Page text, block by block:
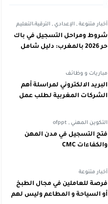
أخبار متنوعة, الإعدادي, الترقية،التعليم
شروط ومراحل التسجيل في باك
حر 2026 بالمغرب: دليل شامل
مباريات و وظائف
البريد الالكتروني لمراسلة أهم
الشركات المغربية لطلب عمل
التكوين المهني,
ofppt
فتح التسجيل في مدن المهن
والكفاءات CMC
أخبار متنوعة
فرصة للعاملين في مجال الطبخ
أو السياحة و المطاعم وليس لهم